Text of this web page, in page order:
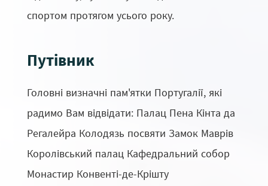
спортом протягом усього року.
Путівник
Головні визначні пам'ятки Португалії, які
радимо Вам відвідати: Палац Пена Кінта да
Регалейра Колодязь посвяти Замок Маврів
Королівський палац Кафедральний собор
Монастир Конвенті-де-Крішту